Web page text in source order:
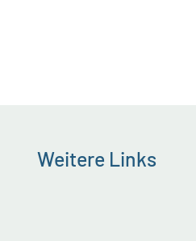
Weitere Links